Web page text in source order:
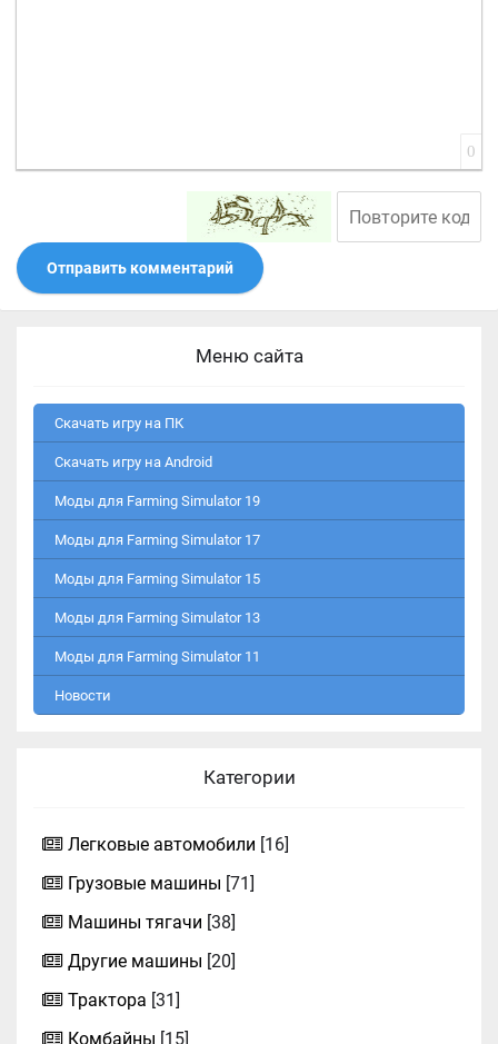
0
Отправить комментарий
Меню сайта
Скачать игру на ПК
Скачать игру на Android
Моды для Farming Simulator 19
Моды для Farming Simulator 17
Моды для Farming Simulator 15
Моды для Farming Simulator 13
Моды для Farming Simulator 11
Новости
Категории
Легковые автомобили [16]
Грузовые машины [71]
Машины тягачи [38]
Другие машины [20]
Трактора [31]
Комбайны [15]